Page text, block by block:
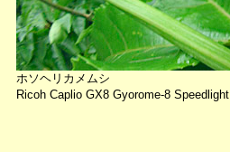
ホソヘリカメムシ
Ricoh Caplio GX8 Gyorome-8 Speedlight